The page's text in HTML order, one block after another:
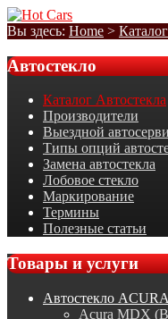
Вы здесь: Home >
Автостекло
Каталог Автостекла
Производители
Выездной
Типы опций
Замена автостекла
Лобовое стекло
Маркирование
Термины
Полезные статьи
Товарыи услуги
Автостекло ACURA
Acura MDX